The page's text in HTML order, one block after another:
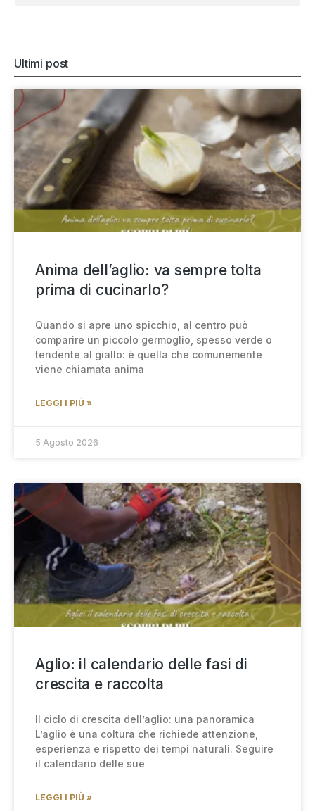
Ultimi post
Anima dell’aglio: va sempre tolta
prima di cucinarlo?
Quando si apre uno spicchio, al centro può
comparire un piccolo germoglio, spesso verde o
tendente al giallo: è quella che comunemente
viene chiamata anima
LEGGI I PIÙ »
5 Agosto 2026
Aglio: il calendario delle fasi di
crescita e raccolta
Il ciclo di crescita dell’aglio: una panoramica
L’aglio è una coltura che richiede attenzione,
esperienza e rispetto dei tempi naturali. Seguire
il calendario delle sue
LEGGI I PIÙ »